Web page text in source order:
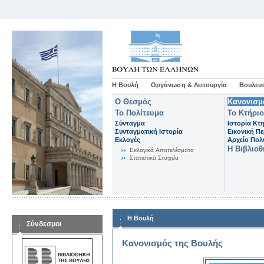
Η Βουλή Οργάνωση & Λειτουργία
Ο Θεσμός
Το Πολίτευμα
Σύνταγμα
Συνταγματική Ιστορία
Εκλογές
Eκλογικά Aποτελέσματα
Στατιστικά Στοιχεία
Το Κτήριο
Ιστορία
Εικονική
Αρχείο
Η
Σύνδεσμοι
Η Βουλή
Κανονισμός της Βουλής